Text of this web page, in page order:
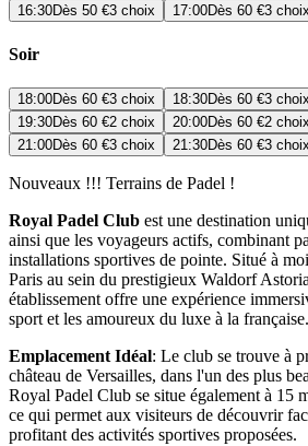
16:30Dès 50 €3 choix 17:00Dès 60 €3 choix
Soir
18:00Dès 60 €3 choix 18:30Dès 60 €3 choix
19:30Dès 60 €2 choix 20:00Dès 60 €2 choix
21:00Dès 60 €3 choix 21:30Dès 60 €3 choix
Nouveaux !!! Terrains de Padel !
Royal Padel Club est une destination
ainsi que les voyageurs actifs, combinant
installations sportives de pointe. Situé à
Paris au sein du prestigieux Waldorf
établissement offre une expérience
sport et les amoureux du luxe à la française.
Emplacement Idéal: Le club se trouve à
château de Versailles, dans l'un des plus
Royal Padel Club se situe également à 15
ce qui permet aux visiteurs de découvrir
profitant des activités sportives proposées.